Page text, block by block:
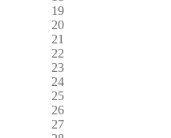
19
20
21
22
23
24
25
26
27